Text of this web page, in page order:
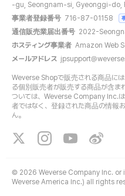
-gu, Seongnam-si, Gyeonggi-do,
事業者登録番号 716-87-01158
通信販売業届出番号 2022-
ホスティング事業者 Amazon Web
メールアドレス
Weverse Shopで販売される商品に
る個別販売者が販売する商品が含ま
ついては、Weverse Company Inc.
者ではなく、登録された商品の情報
ん。
© 2026 Weverse Company Inc.
Weverse America Inc.) all rights